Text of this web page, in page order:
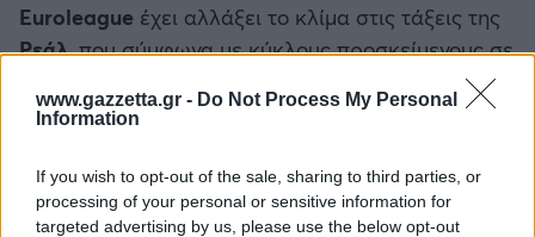
www.gazzetta.gr - Do Not Process My Personal
Information
If you wish to opt-out of the sale, sharing to third parties, or
processing of your personal or sensitive information for
targeted advertising by us, please use the below opt-out
Euroleague έχει αλλάξει το κλίμα στις τάξεις της
Ρεάλ, που σύμφωνα με κύκλους προσκείμενους σε
αυτήν, η συγκεκριμένη εξέλιξη σχολιάστηκε ως
πολύ θετική για την συνέχιση των συζητήσεων